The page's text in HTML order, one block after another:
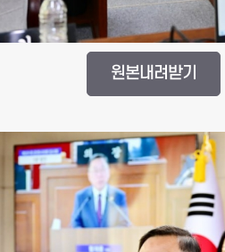
원본내려받기